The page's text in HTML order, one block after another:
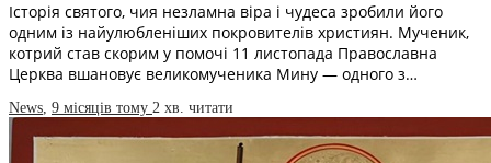
Історія святого, чия незламна віра і чудеса зробили його
одним із найулюбленіших покровителів християн. Мученик,
котрий став скорим у помочі 11 листопада Православна
Церква вшановує великомученика Мину — одного з…
News, 9 місяців тому 2 хв. читати